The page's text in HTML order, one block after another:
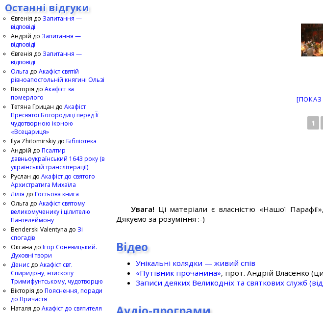
[ПОКАЗ
1
Увага! Ці матеріали є власністю «Нашої
Дякуємо за розуміння :-)
Відео
Унікальні колядки — живий спів
«Путівник прочанина», прот. Андрій Власенко
Записи деяких Великодніх та святкових служб
Останні відгуки
Євгенія до Запитання —
відповіді
Андрій до Запитання —
відповіді
Євгенія до Запитання —
відповіді
Ольга до Акафіст святій
рівноапостольній княгині Ользі
Вікторія до Акафіст за
померлого
Тетяна Грицан до Акафіст
Пресвятої Богородиці перед Її
чудотворною іконою
«Всецариця»
Ilya Zhitomirskiy до Бібліотека
Андрій до Псалтир
давньоукраїнський 1643 року (в
українській транслітерації)
Руслан до Акафіст до святого
Архистратига Михаїла
Лілія до Гостьова книга
Ольга до Акафіст святому
великомученику і цілителю
Пантелеймону
Benderski Valentyna до Зі
спогадів
Оксана до Ігор Соневицький.
Духовні твори
Денис до Акафіст свт.
Спиридону, єпископу
Тримифунтському, чудотворцю
Вікторія до Пояснення, поради
до Причастя
Наталя до Акафіст до святителя